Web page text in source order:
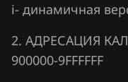
Haval
Hawtai
Honda
i- динамичная
2. АДРЕСАЦИЯ
900000-9FFFFFF